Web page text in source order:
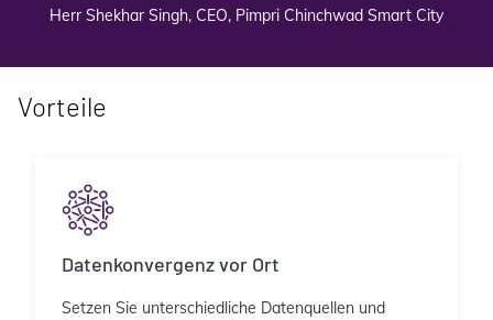
Herr Shekhar Singh, CEO, Pimpri Chinchwad Smart City
Vorteile
Datenkonvergenz vor Ort
Setzen Sie unterschiedliche Datenquellen und